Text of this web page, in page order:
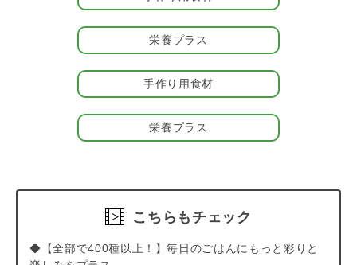
栄養プラス
手作り用食材
栄養プラス
こちらもチェック
◆【全部で400種以上！】毎日のごはんにもっと彩りと